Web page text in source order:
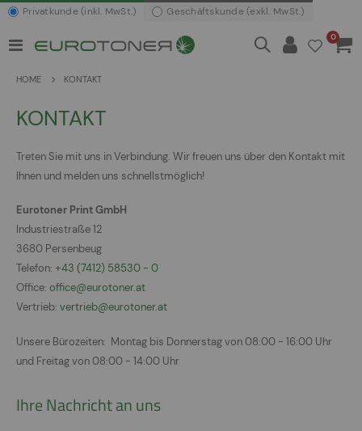
Privatkunde (inkl. MwSt.) Geschäftskunde (exkl. MwSt.)
Navigation
0Artikel
HOME KONTAKT
KONTAKT
Treten Sie mit uns in Verbindung. Wir freuen uns über den Kontakt mit
Ihnen und melden uns schnellstmöglich!
Eurotoner Print GmbH
Industriestraße 12
3680 Persenbeug
Telefon: +43 (7412) 58530 - 0
Office: office@eurotoner.at
Vertrieb: vertrieb@eurotoner.at
Unsere Bürozeiten: Montag bis Donnerstag von 08:00 - 16:00 Uhr
und Freitag von 08:00 - 14:00 Uhr
Ihre Nachricht an uns